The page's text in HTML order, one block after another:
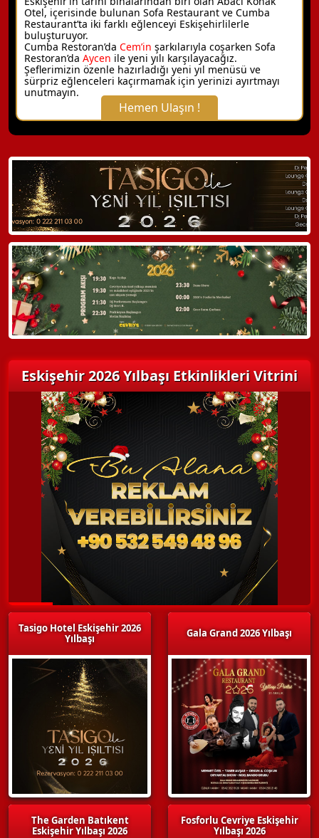
Otel, içerisinde bulunan Sofa Restaurant ve Cumba
Restaurant’ta iki farklı eğlenceyi Eskişehirlilerle
buluşturuyor.
Cumba Restoran’da Cem’in şarkılarıyla coşarken Sofa
Restoran’da Aycen ile yeni yılı karşılayacağız.
Şeflerimizin özenle hazırladığı yeni yıl menüsü ve
sürpriz eğlenceleri kaçırmamak için yerinizi ayırtmayı
unutmayın.
Hemen Ulaşın !
X Kapat
WhatsApp ile Bilgi Alın
Hemen Arayın
Detaylı Bilgi Alın
Eskişehir 2026 Yılbaşı Etkinlikleri Vitrini
Tasigo Hotel Eskişehir 2026
Yılbaşı
The Garden Batıkent
Eskişehir Yılbaşı 2026
Gala Grand 2026 Yılbaşı
Fosforlu Cevriye Eskişehir
Yılbaşı 2026